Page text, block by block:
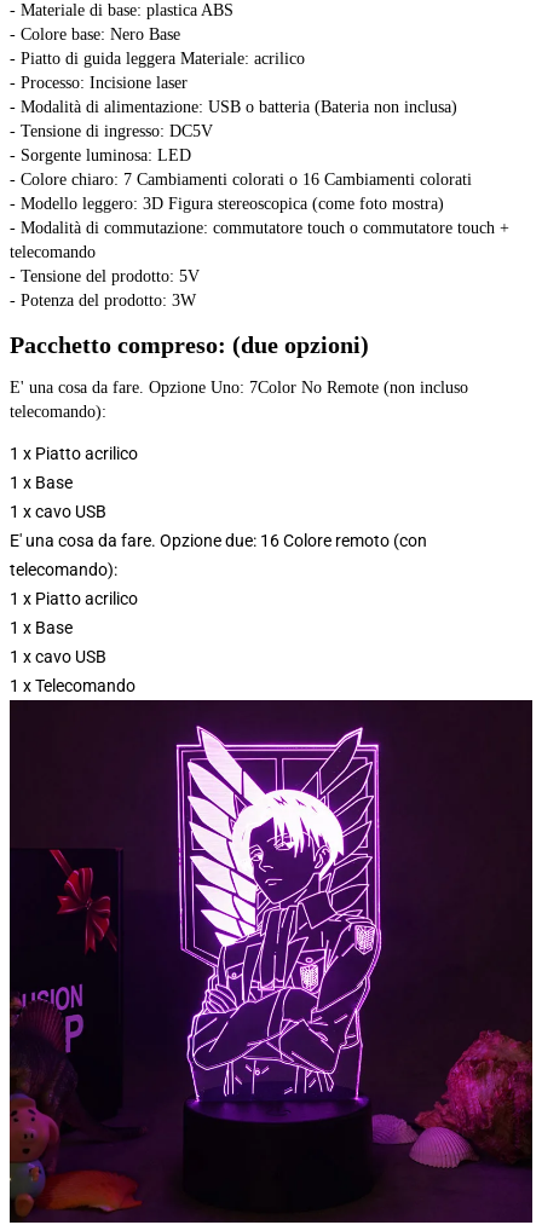
- Materiale di base: plastica ABS
- Colore base: Nero Base
- Piatto di guida leggera Materiale: acrilico
- Processo: Incisione laser
- Modalità di alimentazione: USB o batteria (Bateria non inclusa)
- Tensione di ingresso: DC5V
- Sorgente luminosa: LED
- Colore chiaro: 7 Cambiamenti colorati o 16 Cambiamenti colorati
- Modello leggero: 3D Figura stereoscopica (come foto mostra)
- Modalità di commutazione: commutatore touch o commutatore touch +
telecomando
- Tensione del prodotto: 5V
- Potenza del prodotto: 3W
Pacchetto compreso: (due opzioni)
E' una cosa da fare. Opzione Uno: 7Color No Remote (non incluso
telecomando):
1 x Piatto acrilico
1 x Base
1 x cavo USB
E' una cosa da fare. Opzione due: 16 Colore remoto (con
telecomando):
1 x Piatto acrilico
1 x Base
1 x cavo USB
1 x Telecomando